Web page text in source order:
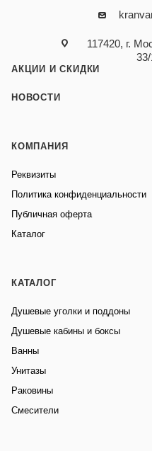
117420, г.
АКЦИИ И СКИДКИ
НОВОСТИ
КОМПАНИЯ
Реквизиты
Политика конфиденциальности
Публичная оферта
Каталог
КАТАЛОГ
Душевые уголки и поддоны
Душевые кабины и боксы
Ванны
Унитазы
Раковины
Смесители